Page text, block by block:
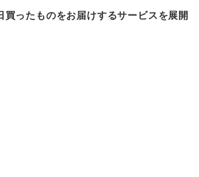
ったものをお届けするサービスを展開